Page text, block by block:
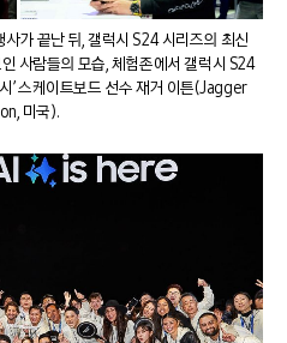
가 끝난 뒤, 갤럭시 S24 시리즈의 최신
사람들의 모습, 체험존에서 갤럭시 S24
’ 스케이트보드 선수 재거 이튼(Jagger
미국).